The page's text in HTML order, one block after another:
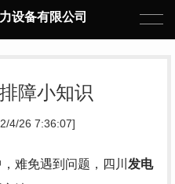
设备有限公司
障小知识
4/26 7:36:07]
难免遇到问题，四川 发电